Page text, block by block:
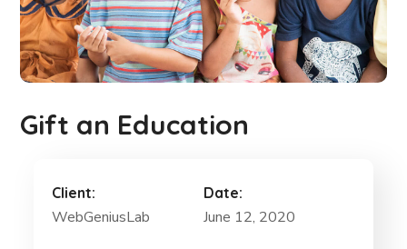
Gift an Education
Client:
WebGeniusLab
Date:
June 12, 2020